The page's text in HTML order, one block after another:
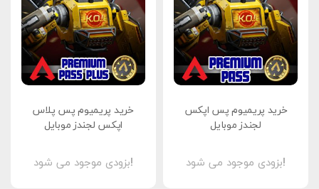
خرید پریمیوم پس اپکس
لجندز موبایل
بزودی موجود می شود!
خرید پریمیوم پس پلاس
اپکس لجندز موبایل
بزودی موجود می شود!